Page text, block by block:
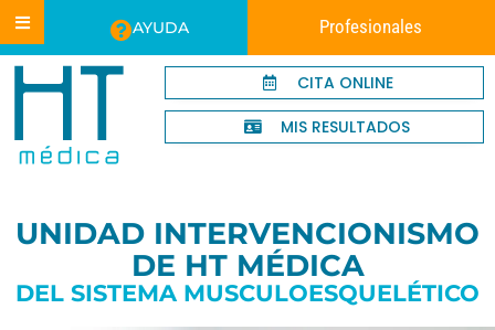
AYUDA Profesionales
CITA ONLINE
MIS RESULTADOS
UNIDAD INTERVENCIONISMO
DE HT MÉDICA
DEL SISTEMA MUSCULOESQUELÉTICO